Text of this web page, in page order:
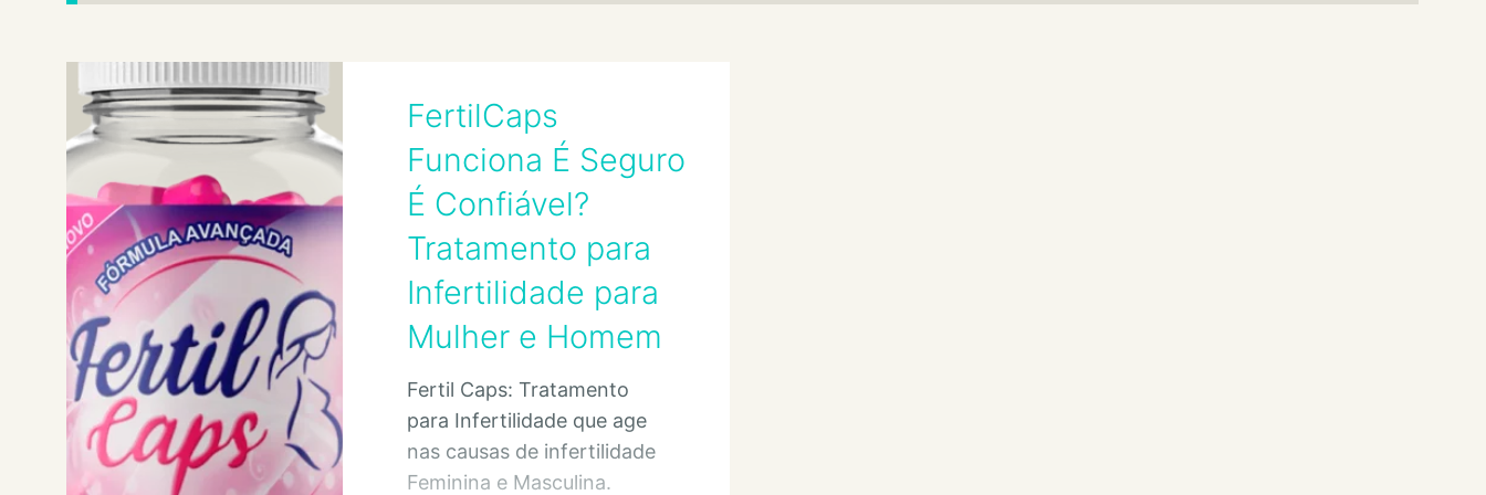
FertilCaps
Funciona É Seguro
É Confiável?
Tratamento para
Infertilidade para
Mulher e Homem
Fertil Caps: Tratamento
para Infertilidade que age
nas causas de infertilidade
Feminina e Masculina.